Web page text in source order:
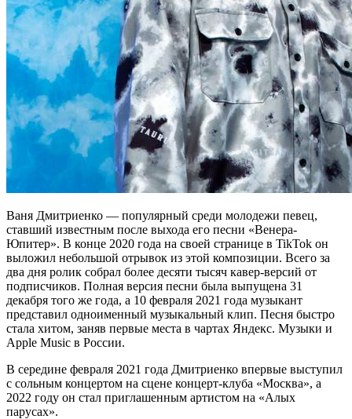
Ваня Дмитриенко — популярный среди молодежи певец,
ставший известным после выхода его песни «Венера-
Юпитер». В конце 2020 года на своей странице в TikTok он
выложил небольшой отрывок из этой композиции. Всего за
два дня ролик собрал более десяти тысяч кавер-версий от
подписчиков. Полная версия песни была выпущена 31
декабря того же года, а 10 февраля 2021 года музыкант
представил одноименный музыкальный клип. Песня быстро
стала хитом, заняв первые места в чартах Яндекс. Музыки и
Apple Music в России.
В середине февраля 2021 года Дмитриенко впервые выступил
с сольным концертом на сцене концерт-клуба «Москва», а
2022 году он стал приглашенным артистом на «Алых
парусах».